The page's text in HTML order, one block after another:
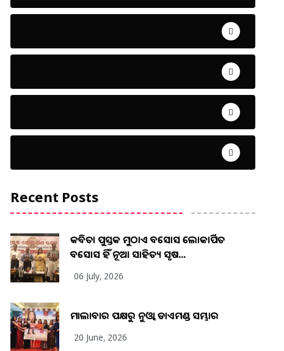
Recent Posts
କବିତା ପୁସ୍ତକ ମୁଠାଏ ଅବସୋସ ଲୋକାର୍ପିତ
ଅବସୋସ ହିଁ ନୂଆ ସାହିତ୍ୟ ସୃଷ...
06 July, 2026
ମାଲାବାର ପକ୍ଷରୁ ନୁଓ୍ବା ଡାଏମଣ୍ଡ ସମ୍ଭାର
20 June, 2026